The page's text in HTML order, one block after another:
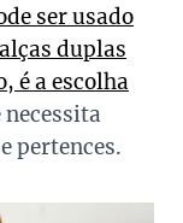
ser usado
duplas
é a escolha
necessita
pertences.